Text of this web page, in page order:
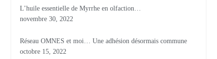
L’huile essentielle de Myrrhe en olfaction…
novembre 30, 2022
Réseau OMNES et moi… Une adhésion désormais commune
octobre 15, 2022